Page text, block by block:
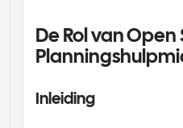
De Rol van Open
Inleiding